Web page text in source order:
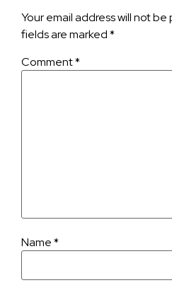
Your email address will not be
fields are marked*
Comment*
Name*